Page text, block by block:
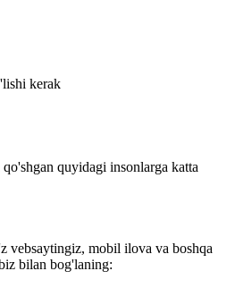
kerak
quyidagi insonlarga katta
vebsaytingiz, mobil ilova va boshqa
bilan bog'laning: